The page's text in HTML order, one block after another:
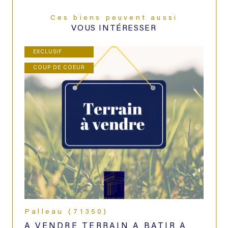
Ces biens peuvent aussi
VOUS INTÉRESSER
EXCLUSIF
COUP DE COEUR
Palleau (71350)
A VENDRE TERRAIN A BATIR A